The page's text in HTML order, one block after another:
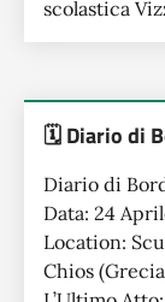
scolastica
🗓️ Diario di
Diario di
Data: 24
Location:
Chios